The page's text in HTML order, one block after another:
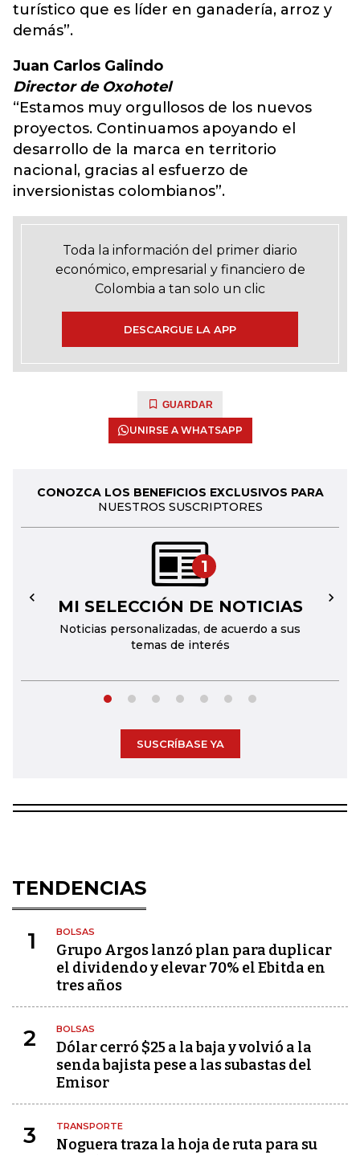
turístico que es líder en ganadería, arroz y
demás”.
Juan Carlos Galindo
Director de Oxohotel
“Estamos muy orgullosos de los nuevos
proyectos. Continuamos apoyando el
desarrollo de la marca en territorio
nacional, gracias al esfuerzo de
inversionistas colombianos”.
Toda la información del primer diario
económico, empresarial y financiero de
Colombia a tan solo un clic
DESCARGUE LA APP
GUARDAR
UNIRSE A WHATSAPP
CONOZCA LOS BENEFICIOS EXCLUSIVOS PARA
NUESTROS SUSCRIPTORES
1
MI SELECCIÓN DE NOTICIAS
Noticias personalizadas, de acuerdo a sus
temas de interés
← →
SUSCRÍBASE YA
TENDENCIAS
1 BOLSAS
Grupo Argos lanzó plan para duplicar
el dividendo y elevar 70% el Ebitda en
tres años
2 BOLSAS
Dólar cerró $25 a la baja y volvió a la
senda bajista pese a las subastas del
Emisor
3 TRANSPORTE
Noguera traza la hoja de ruta para su